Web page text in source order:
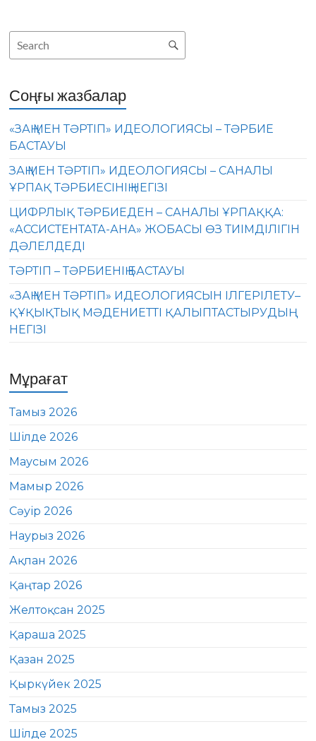
Соңғы жазбалар
«ЗАҢ МЕН ТӘРТІП» ИДЕОЛОГИЯСЫ – ТӘРБИЕ
БАСТАУЫ
ЗАҢ МЕН ТӘРТІП» ИДЕОЛОГИЯСЫ – САНАЛЫ
ҰРПАҚ ТӘРБИЕСІНІҢ НЕГІЗІ
ЦИФРЛЫҚ ТӘРБИЕДЕН – САНАЛЫ ҰРПАҚҚА:
«АССИСТЕНТАТА-АНА» ЖОБАСЫ ӨЗ ТИІМДІЛІГІН
ДӘЛЕЛДЕДІ
ТӘРТІП – ТӘРБИЕНІҢ БАСТАУЫ
«ЗАҢ МЕН ТӘРТІП» ИДЕОЛОГИЯСЫН ІЛГЕРІЛЕТУ–
ҚҰҚЫҚТЫҚ МӘДЕНИЕТТІ ҚАЛЫПТАСТЫРУДЫҢ
НЕГІЗІ
Мұрағат
Тамыз 2026
Шілде 2026
Маусым 2026
Мамыр 2026
Сәуір 2026
Наурыз 2026
Ақпан 2026
Қаңтар 2026
Желтоқсан 2025
Қараша 2025
Қазан 2025
Қыркүйек 2025
Тамыз 2025
Шілде 2025